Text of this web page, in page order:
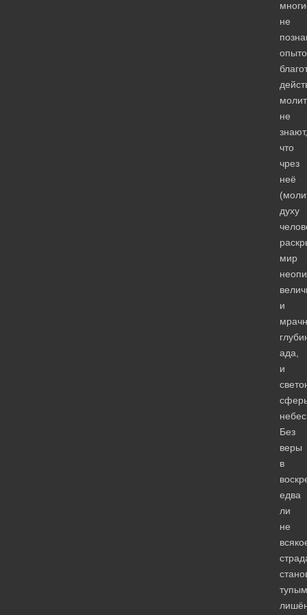
не
не
знают,
что
чрез
неё
духу
мир
и
ада,
и
Без
веры
в
едва
ли
не